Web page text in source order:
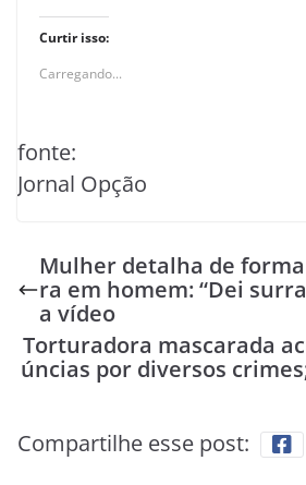
Curtir isso:
Carregando...
fonte:
Jornal Opção
Mulher detalha de
ra em homem: “Dei
a vídeo
Torturadora mascarada
úncias por diversos
Compartilhe esse post: